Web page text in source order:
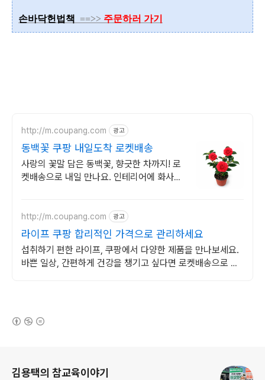
손바닥헌법책 ==>> 주문하러 가기
http://m.coupang.com 광고
동백꽃 쿠팡 내일도착 로켓배송
사랑의 꽃말 담은 동백꽃, 향긋한 차까지! 로
켓배송으로 내일 만나요. 인테리어에 화사함
http://m.coupang.com 광고
라이프 쿠팡 합리적인 가격으로 관리하세요
섭취하기 편한 라이프, 쿠팡에서 다양한 제품을 만나보세요.
바쁜 일상, 간편하게 건강을 챙기고 싶다면 로켓배송으로 받
김용택의 참교육이야기